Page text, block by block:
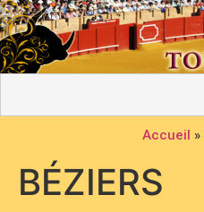
Accueil »
BÉZIERS